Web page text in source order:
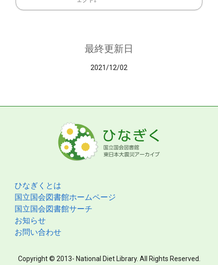
最終更新日
2021/12/02
ひなぎくとは
国立国会図書館ホームページ
国立国会図書館サーチ
お知らせ
お問い合わせ
Copyright © 2013- National Diet Library. All Rights Reserved.